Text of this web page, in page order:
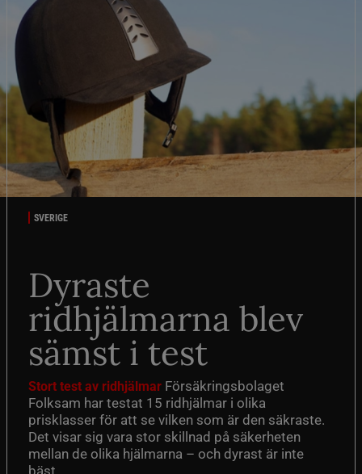
SVERIGE
Dyraste
ridhjälmarna blev
sämst i test
Stort test av ridhjälmar Försäkringsbolaget
Folksam har testat 15 ridhjälmar i olika
prisklasser för att se vilken som är den säkraste.
Det visar sig vara stor skillnad på säkerheten
mellan de olika hjälmarna – och dyrast är inte
bäst.